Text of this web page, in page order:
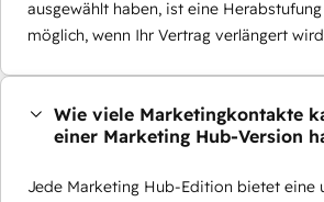
ausgewählt haben, ist eine
möglich, wenn Ihr Vertrag verlängert
Wie viele Marketingkontakte
einer Marketing Hub-Version
Jede Marketing Hub-Edition bietet eine